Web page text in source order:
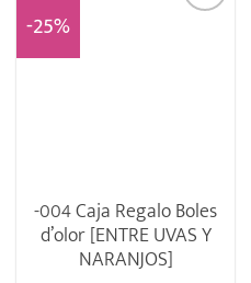
-25%
-004 Caja Regalo Boles
d’olor [ENTRE UVAS Y
NARANJOS]